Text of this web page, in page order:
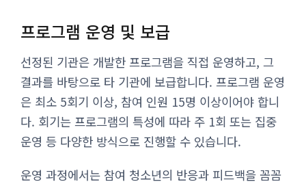
프로그램 운영 및 보급
선정된 기관은 개발한 프로그램을 직접 운영하고, 그
결과를 바탕으로 타 기관에 보급합니다. 프로그램 운영
은 최소 5회기 이상, 참여 인원 15명 이상이어야 합니
다. 회기는 프로그램의 특성에 따라 주 1회 또는 집중
운영 등 다양한 방식으로 진행할 수 있습니다.
운영 과정에서는 참여 청소년의 반응과 피드백을 꼼꼼